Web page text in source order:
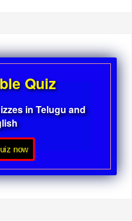
Quiz
in Telugu and
now